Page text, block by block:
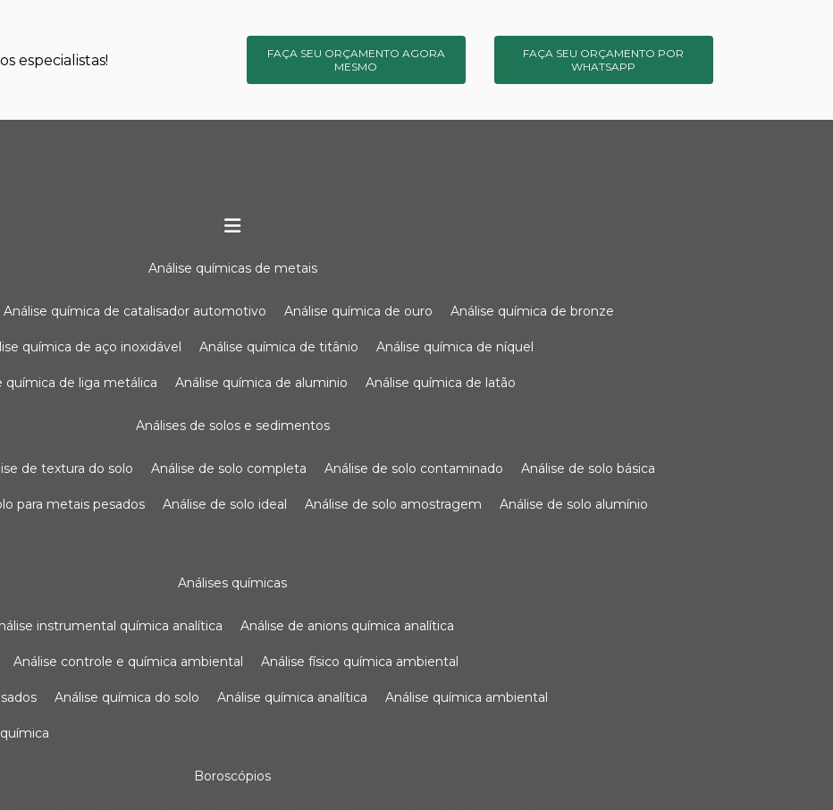
especialistas!
FAÇA SEU ORÇAMENTO AGORA
MESMO
FAÇA SEU ORÇAMENTO POR
WHATSAPP
análise químicas de metais
análise química de catalisador automotivo análise química de ouro análise química de bronze
química de aço inoxidável análise química de titânio análise química de níquel
química de liga metálica análise química de aluminio análise química de latão
análises de solos e sedimentos
de textura do solo análise de solo completa análise de solo contaminado análise de solo básica
para metais pesados análise de solo ideal análise de solo amostragem análise de solo alumínio
análises químicas
análise instrumental química analítica análise de anions química analítica
análise controle e química ambiental análise físico química ambiental
análise química do solo análise química analítica análise química ambiental
química
boroscópios